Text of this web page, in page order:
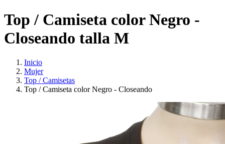
Top / Camiseta color Negro -
Closeando talla M
Inicio
Mujer
Top / Camisetas
Top / Camiseta color Negro - Closeando